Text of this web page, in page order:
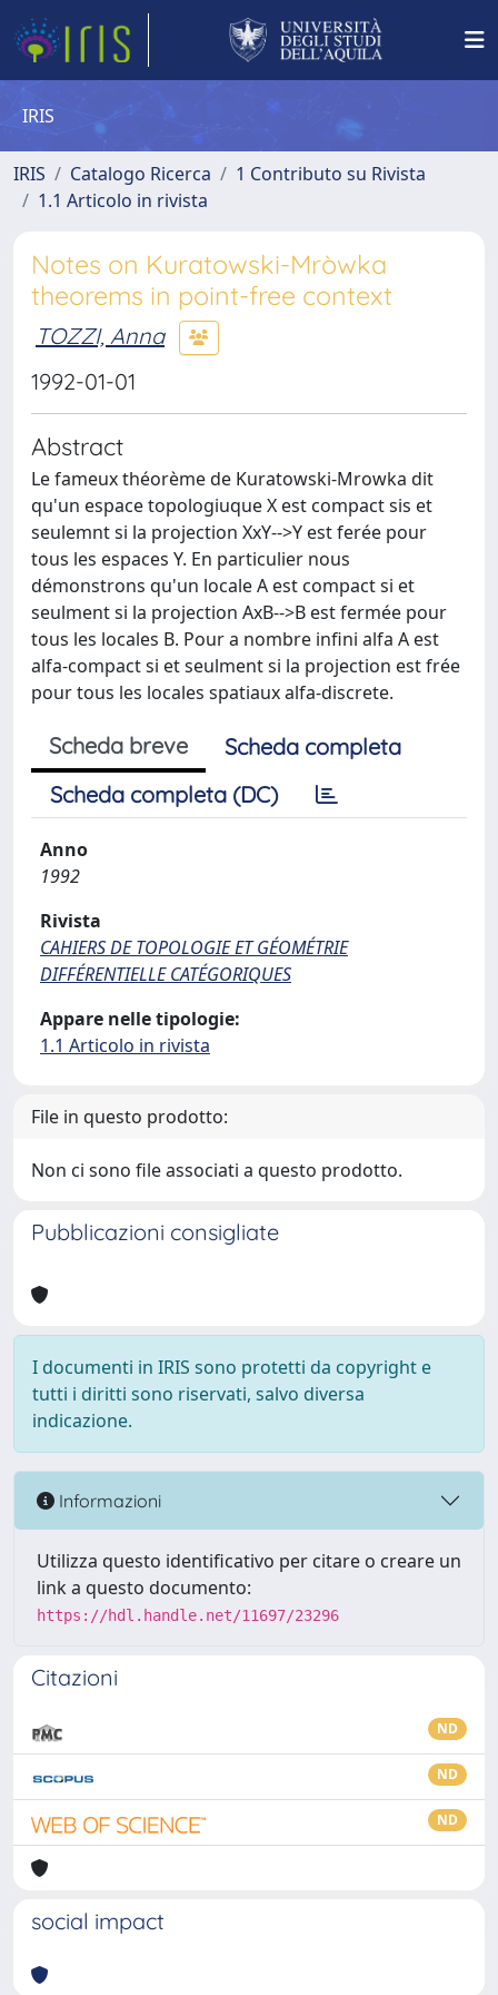
IRIS
IRIS Catalogo Ricerca
1 Contributo su Rivista
1.1 Articolo in rivista
Notes on Kuratowski-Mròwka
theorems in point-free context
TOZZI, Anna
1992-01-01
Abstract
Le fameux théorème de Kuratowski-Mrowka dit
qu'un espace topologiuque X est compact sis et
seulemnt si la projection XxY-->Y est ferée pour
tous les espaces Y. En particulier nous
démonstrons qu'un locale A est compact si et
seulment si la projection AxB-->B est fermée pour
tous les locales B. Pour a nombre infini alfa A est
alfa-compact si et seulment si la projection est frée
pour tous les locales spatiaux alfa-discrete.
Scheda breve
Scheda completa
Scheda completa (DC)
Anno
1992
Rivista
CAHIERS DE TOPOLOGIE ET GÉOMÉTRIE
DIFFÉRENTIELLE CATÉGORIQUES
Appare nelle tipologie:
1.1 Articolo in rivista
File in questo prodotto:
Non ci sono file associati a questo prodotto.
Pubblicazioni consigliate
I documenti in IRIS sono protetti da copyright e
tutti i diritti sono riservati, salvo diversa
indicazione.
Informazioni
Utilizza questo identificativo per citare o creare un
link a questo documento:
https://hdl.handle.net/11697/23296
Citazioni
ND
ND
ND
social impact